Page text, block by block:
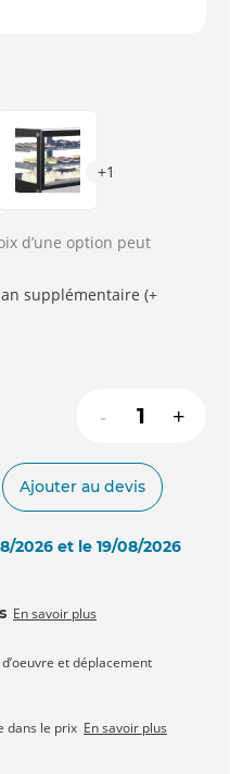
+1
d’une option peut
supplémentaire (+
- +
Ajouter au devis
2026 et le 19/08/2026
En savoir plus
et déplacement
dans le prix En savoir plus